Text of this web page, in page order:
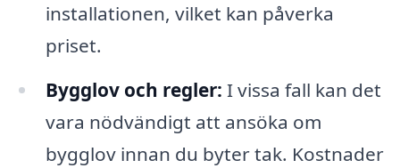
installationen, vilket kan påverka
priset.
Bygglov och regler: I vissa fall kan det
vara nödvändigt att ansöka om
bygglov innan du byter tak. Kostnader